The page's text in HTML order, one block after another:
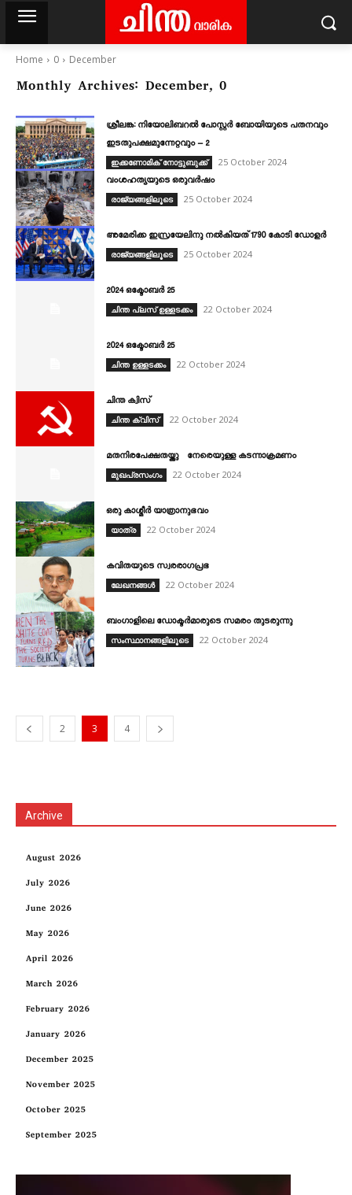
Home 0 December
Monthly Archives: December, 0
ശ്രീലങ്ക: നിയോലിബറൽ പോസ്റ്റർ ബോയിയുടെ പതനവും
ഇടതുപക്ഷമുന്നേറ്റവും – 2
ഇക്കണോമിക് നോട്ടുബുക്ക്
25 October 2024
വംശഹത്യയുടെ ഒരുവർഷം
രാജ്യങ്ങളിലൂടെ
25 October 2024
അമേരിക്ക ഇസ്രയേലിനു നൽകിയത്‌ 1790 കോടി ഡോളർ
രാജ്യങ്ങളിലൂടെ
25 October 2024
2024 ഒക്ടോബർ 25
ചിന്ത പ്ലസ് ഉള്ളടക്കം
22 October 2024
2024 ഒക്ടോബർ 25
ചിന്ത ഉള്ളടക്കം
22 October 2024
ചിന്ത ക്വിസ്
ചിന്ത ക്വിസ്‌
22 October 2024
മതനിരപേക്ഷതയ്ക്കു നേരെയുള്ള കടന്നാക്രമണം
മുഖപ്രസംഗം
22 October 2024
ഒരു കാശ്മീർ യാത്രാനുഭവം
യാത്ര
22 October 2024
കവിതയുടെ സ്വരരാഗപ്രഭ
ലേഖനങ്ങൾ
22 October 2024
ബംഗാളിലെ ഡോക്ടർമാരുടെ സമരം തുടരുന്നു
സംസ്ഥാനങ്ങളിലൂടെ
22 October 2024
2 3 4
Archive
August 2026
July 2026
June 2026
May 2026
April 2026
March 2026
February 2026
January 2026
December 2025
November 2025
October 2025
September 2025